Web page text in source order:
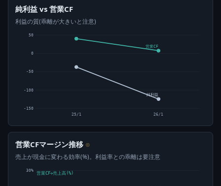
純利益 vs 営業CF
利益の質(乖離が大きいと注意)
-150
-100
-50
0
50
営業CF
純利益
25/1 26/1
営業CFマージン推移 ⊙
売上が現金に変わる効率(%)。利益率との乖離は要注意
30%
営業CF÷売上高(%)